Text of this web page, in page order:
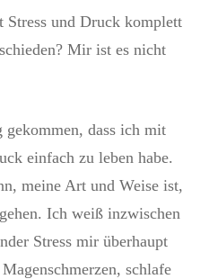
Stress und Druck komplett
Mir ist es nicht
dass ich mit
einfach zu leben habe.
meine Art und Weise ist,
Ich weiß inzwischen
Stress mir überhaupt
schlafe